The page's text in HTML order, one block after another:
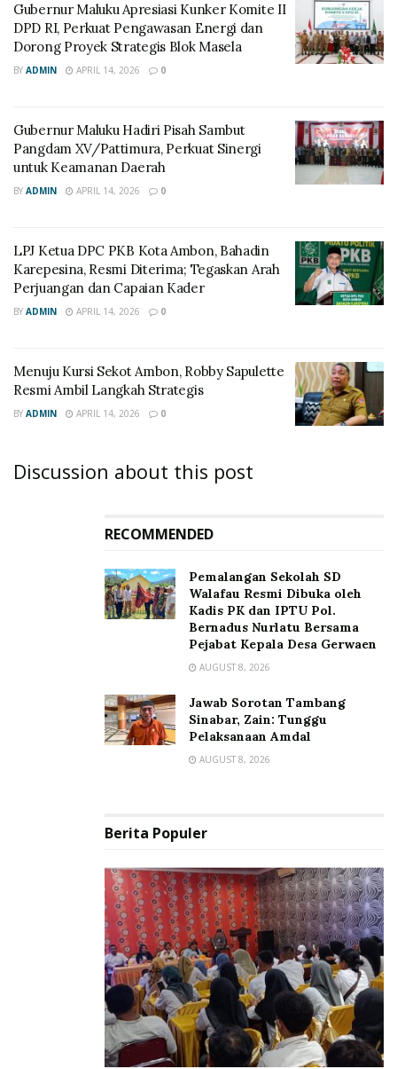
Gubernur Maluku Apresiasi Kunker Komite II
DPD RI, Perkuat Pengawasan Energi dan
Dorong Proyek Strategis Blok Masela
BY ADMIN APRIL 14, 2026 0
Gubernur Maluku Hadiri Pisah Sambut
Pangdam XV/Pattimura, Perkuat Sinergi
untuk Keamanan Daerah
BY ADMIN APRIL 14, 2026 0
LPJ Ketua DPC PKB Kota Ambon, Bahadin
Karepesina, Resmi Diterima; Tegaskan Arah
Perjuangan dan Capaian Kader
BY ADMIN APRIL 14, 2026 0
Menuju Kursi Sekot Ambon, Robby Sapulette
Resmi Ambil Langkah Strategis
BY ADMIN APRIL 14, 2026 0
Discussion about this post
RECOMMENDED
Pemalangan Sekolah SD
Walafau Resmi Dibuka oleh
Kadis PK dan IPTU Pol.
Bernadus Nurlatu Bersama
Pejabat Kepala Desa Gerwaen
AUGUST 8, 2026
Jawab Sorotan Tambang
Sinabar, Zain: Tunggu
Pelaksanaan Amdal
AUGUST 8, 2026
Berita Populer